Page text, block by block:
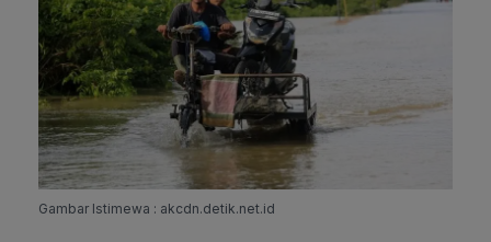
Gambar Istimewa : akcdn.detik.net.id